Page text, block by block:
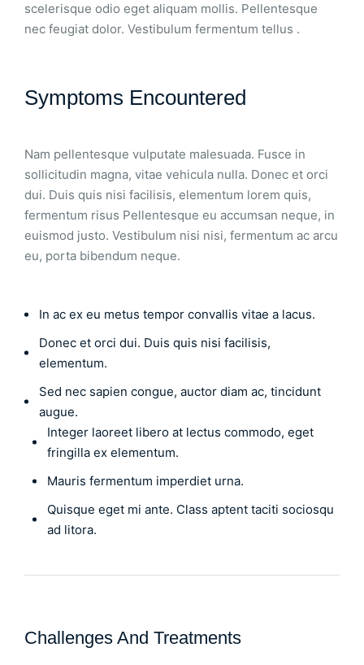
scelerisque odio eget aliquam mollis. Pellentesque
nec feugiat dolor. Vestibulum fermentum tellus .
Symptoms Encountered
Nam pellentesque vulputate malesuada. Fusce in
sollicitudin magna, vitae vehicula nulla. Donec et orci
dui. Duis quis nisi facilisis, elementum lorem quis,
fermentum risus Pellentesque eu accumsan neque, in
euismod justo. Vestibulum nisi nisi, fermentum ac arcu
eu, porta bibendum neque.
In ac ex eu metus tempor convallis vitae a lacus.
Donec et orci dui. Duis quis nisi facilisis,
elementum.
Sed nec sapien congue, auctor diam ac, tincidunt
augue.
Integer laoreet libero at lectus commodo, eget
fringilla ex elementum.
Mauris fermentum imperdiet urna.
Quisque eget mi ante. Class aptent taciti sociosqu
ad litora.
Challenges And Treatments